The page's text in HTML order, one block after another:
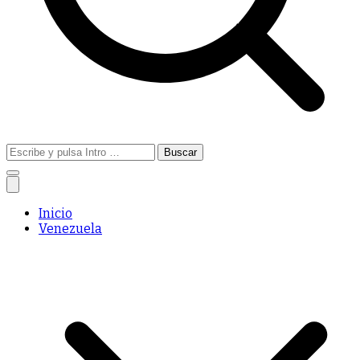
Buscar:
Inicio
Venezuela